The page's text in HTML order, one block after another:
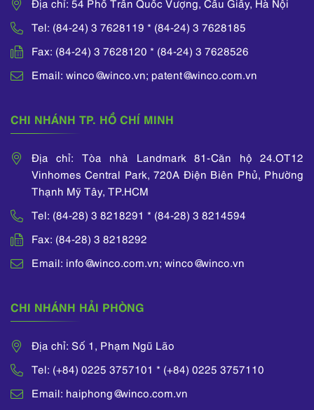
biện pháp giám sát
hải quan.
Địa chỉ: 54 Phố Trần Quốc Vượng, Cầu Giấy, Hà Nội
Tel: (84-24) 3 7628119 * (84-24) 3 7628185
Fax: (84-24) 3 7628120 * (84-24) 3 7628526
Email: winco@winco.vn; patent@winco.com.vn
CHI NHÁNH TP. HỒ CHÍ MINH
Địa chỉ: Tòa nhà Landmark 81-Căn hộ 24.OT12
Vinhomes Central Park, 720A Điện Biên Phủ, Phường
Thạnh Mỹ Tây, TP.HCM
Tel: (84-28) 3 8218291 * (84-28) 3 8214594
Fax: (84-28) 3 8218292
Email: info@winco.com.vn; winco@winco.vn
CHI NHÁNH HẢI PHÒNG
Địa chỉ: Số 1, Phạm Ngũ Lão
Tel: (+84) 0225 3757101 * (+84) 0225 3757110
Email: haiphong@winco.com.vn